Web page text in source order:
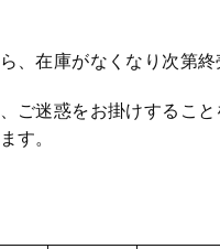
在庫がなくなり次第終
ご迷惑をお掛けするこ
す。